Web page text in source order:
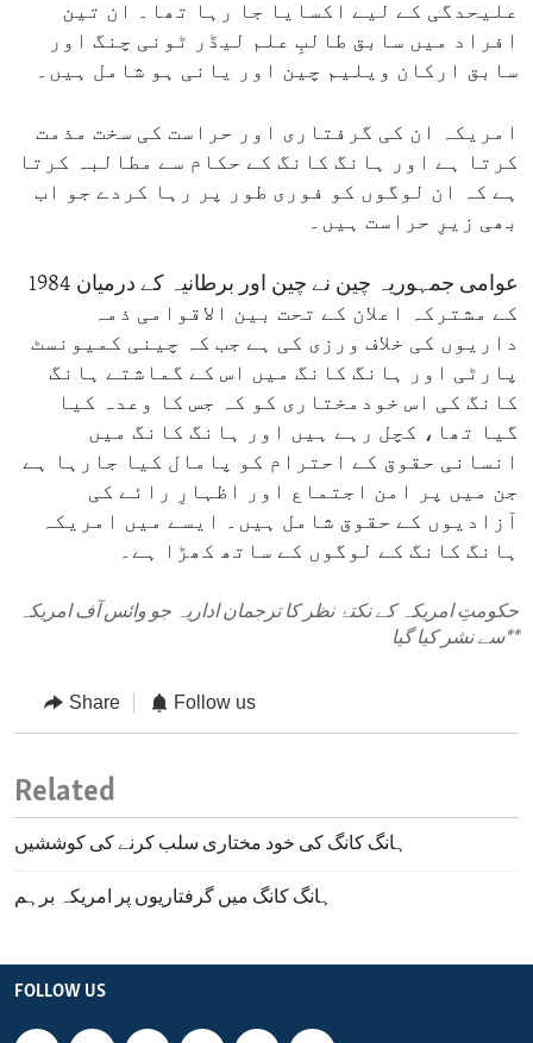
علیحدگی کے لیے اکسایا جا رہا تھا۔ ان تین
افراد میں سابق طالبِ علم لیڈر ٹونی چنگ اور
سابق ارکان ویلیم چین اور یانی ہو شامل ہیں۔
امریکہ ان کی گرفتاری اور حراست کی سخت مذمت
کرتا ہے اور ہانگ کانگ کے حکام سے مطالبہ کرتا
ہے کہ ان لوگوں کو فوری طور پر رہا کردے جو اب
بھی زیرِ حراست ہیں۔
عوامی جمہوریہ چین نے چین اور برطانیہ کے درمیان 1984
کے مشترکہ اعلان کے تحت بین الاقوامی ذمہ
داریوں کی خلاف ورزی کی ہے جب کہ چینی کمیونسٹ
پارٹی اور ہانگ کانگ میں اس کے گماشتے ہانگ
کانگ کی اس خودمختاری کو کہ جس کا وعدہ کیا
گیا تھا، کچل رہے ہیں اور ہانگ کانگ میں
انسانی حقوق کے احترام کو پامال کیا جارہا ہے
جن میں پر امن اجتماع اور اظہارِ رائے کی
آزادیوں کے حقوق شامل ہیں۔ ایسے میں امریکہ
ہانگ کانگ کے لوگوں کے ساتھ کھڑا ہے۔
حکومتِ امریکہ کے نکتۂ نظر کا ترجمان اداریہ جو وائس آف امریکہ
سے نشر کیا گیا**
Share Follow us
Related
ہانگ کانگ کی خود مختاری سلب کرنے کی کوششیں
ہانگ کانگ میں گرفتاریوں پر امریکہ برہم
FOLLOW US